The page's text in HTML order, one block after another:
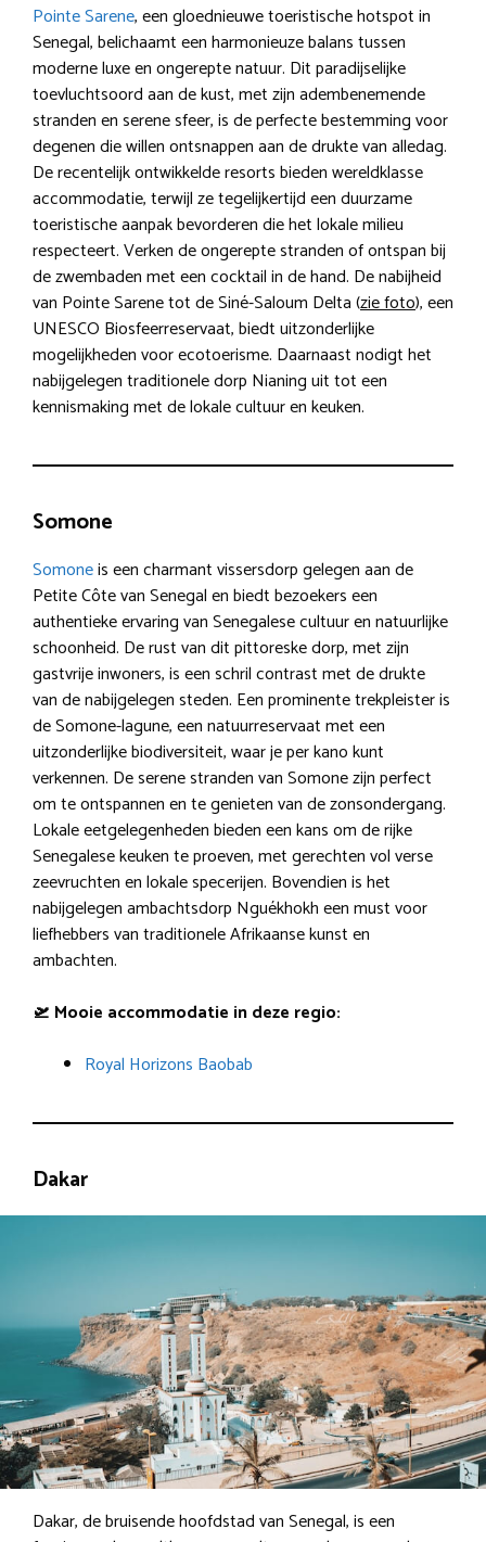
Pointe Sarene, een gloednieuwe toeristische hotspot in
Senegal, belichaamt een harmonieuze balans tussen
moderne luxe en ongerepte natuur. Dit paradijselijke
toevluchtsoord aan de kust, met zijn adembenemende
stranden en serene sfeer, is de perfecte bestemming voor
degenen die willen ontsnappen aan de drukte van alledag.
De recentelijk ontwikkelde resorts bieden wereldklasse
accommodatie, terwijl ze tegelijkertijd een duurzame
toeristische aanpak bevorderen die het lokale milieu
respecteert. Verken de ongerepte stranden of ontspan bij
de zwembaden met een cocktail in de hand. De nabijheid
van Pointe Sarene tot de Siné-Saloum Delta (zie foto), een
UNESCO Biosfeerreservaat, biedt uitzonderlijke
mogelijkheden voor ecotoerisme. Daarnaast nodigt het
nabijgelegen traditionele dorp Nianing uit tot een
kennismaking met de lokale cultuur en keuken.
Somone
Somoneis een charmant vissersdorp gelegen aan de
Petite Côte van Senegal en biedt bezoekers een
authentieke ervaring van Senegalese cultuur en natuurlijke
schoonheid. De rust van dit pittoreske dorp, met zijn
gastvrije inwoners, is een schril contrast met de drukte
van de nabijgelegen steden. Een prominente trekpleister is
de Somone-lagune, een natuurreservaat met een
uitzonderlijke biodiversiteit, waar je per kano kunt
verkennen. De serene stranden van Somone zijn perfect
om te ontspannen en te genieten van de zonsondergang.
Lokale eetgelegenheden bieden een kans om de rijke
Senegalese keuken te proeven, met gerechten vol verse
zeevruchten en lokale specerijen. Bovendien is het
nabijgelegen ambachtsdorp Nguékhokh een must voor
liefhebbers van traditionele Afrikaanse kunst en
ambachten.
🛫 Mooie accommodatie in deze regio:
Royal Horizons Baobab
Dakar
Dakar, de bruisende hoofdstad van Senegal, is een